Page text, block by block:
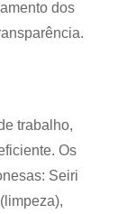
dos
trabalho,
Os
Seiri